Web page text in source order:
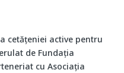
cetățeniei active pentru
de Fundația
cu Asociația